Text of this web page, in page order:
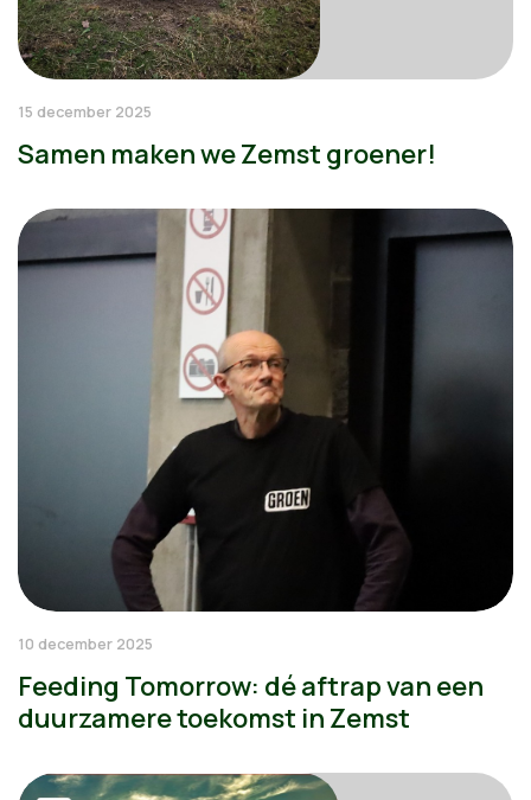
15 december 2025
Samen maken we Zemst groener!
10 december 2025
Feeding Tomorrow: dé aftrap van een
duurzamere toekomst in Zemst